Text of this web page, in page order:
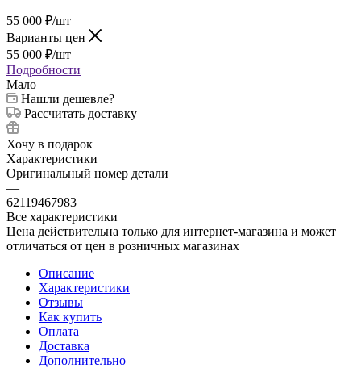
55 000 ₽/шт
Варианты цен
55 000 ₽/шт
Подробности
Мало
Нашли дешевле?
Рассчитать доставку
Хочу в подарок
Характеристики
Оригинальный номер детали
—
62119467983
Все характеристики
Цена действительна только для интернет-магазина и может
отличаться от цен в розничных магазинах
Описание
Характеристики
Отзывы
Как купить
Оплата
Доставка
Дополнительно